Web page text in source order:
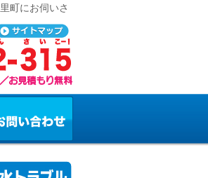
町にお伺いさ